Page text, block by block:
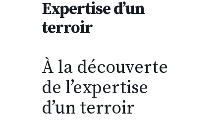
Expertise d’un
terroir
À la découverte
de l’expertise
d’un terroir